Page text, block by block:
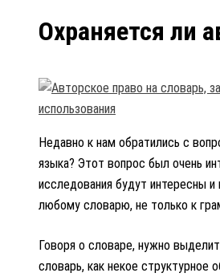
Охраняется ли
Недавно к нам обратились с
языка? Этот вопрос был очень
исследования будут интересны
любому словарю, не только к
Говоря о словаре, нужно
словарь, как некое структурное